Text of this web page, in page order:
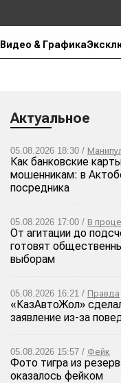
Видео & Графика
Актуальное
05.08.2026 18:30 /
Как банковские
мошенникам: в
посредника
05.08.2026 17:00 / В
От агитации до
готовят
выборам
05.08.2026 16:21 / Правда
«КазАвтоЖол»
заявление из-за
05.08.2026 15:57 / Фейк
Фото тигра из
оказалось фейком